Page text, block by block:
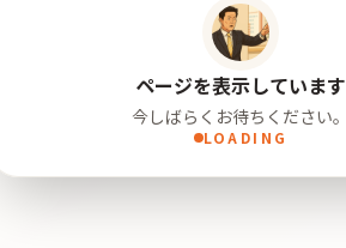
ページを表示しています
今しばらくお待ちください。
LOADING